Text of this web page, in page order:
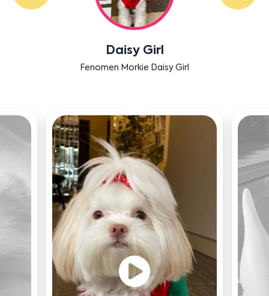
Daisy Girl
Fenomen Morkie Daisy Girl